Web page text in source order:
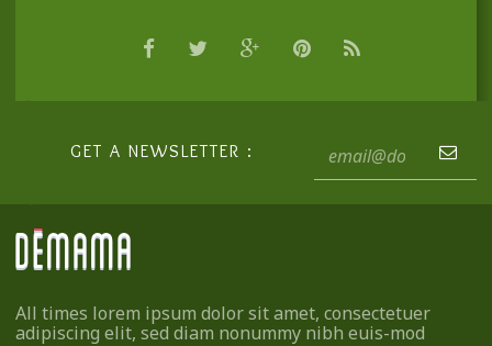
GET A NEWSLETTER :
All times lorem ipsum dolor sit amet, consectetuer
adipiscing elit, sed diam nonummy nibh euis-mod